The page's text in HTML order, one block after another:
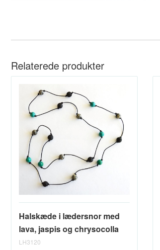
Relaterede produkter
Halskæde i lædersnor med
lava, jaspis og chrysocolla
LH3120